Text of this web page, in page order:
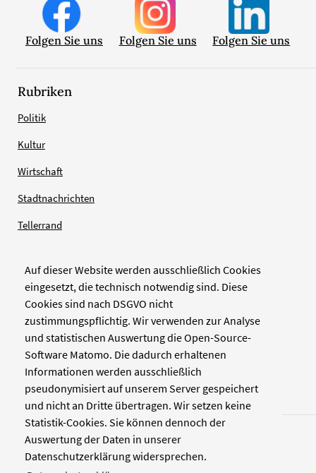
Auf dieser Website werden ausschließlich Cookies
eingesetzt, die technisch notwendig sind. Diese
Cookies sind nach DSGVO nicht
zustimmungspflichtig. Wir verwenden zur Analyse
und statistischen Auswertung die Open-Source-
Software Matomo. Die dadurch erhaltenen
Informationen werden ausschließlich
pseudonymisiert auf unserem Server gespeichert
und nicht an Dritte übertragen. Wir setzen keine
Statistik-Cookies. Sie können dennoch der
Auswertung der Daten in unserer
Datenschutzerklärung widersprechen.
Folgen Sie uns Folgen Sie uns Folgen Sie uns
Rubriken
Politik
Kultur
Wirtschaft
Stadtnachrichten
Tellerrand
Verlag
Zellwerk GmbH & Co KG
Pinienstraße 2
40233 Düsseldorf
www.zellwerk.com